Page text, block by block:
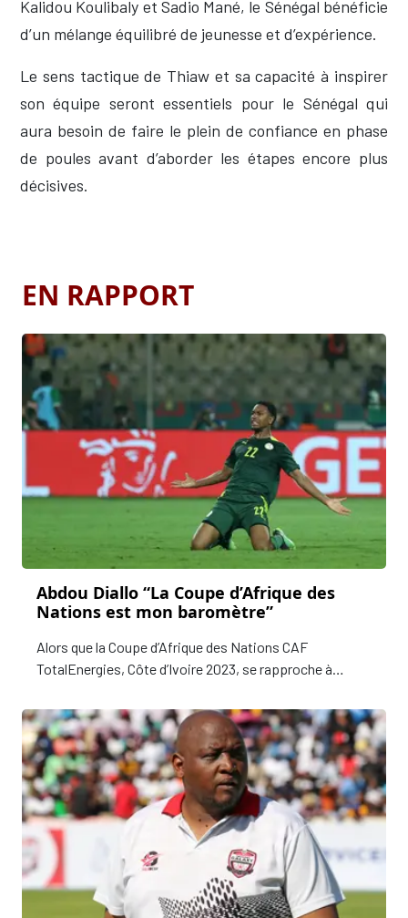
Kalidou Koulibaly et Sadio Mané, le Sénégal bénéficie
d’un mélange équilibré de jeunesse et d’expérience.
Le sens tactique de Thiaw et sa capacité à inspirer
son équipe seront essentiels pour le Sénégal qui
aura besoin de faire le plein de confiance en phase
de poules avant d’aborder les étapes encore plus
décisives.
EN RAPPORT
Abdou Diallo “La Coupe d’Afrique des
Nations est mon baromètre”
Alors que la Coupe d’Afrique des Nations CAF
TotalEnergies, Côte d’Ivoire 2023, se rapproche à
nouvelle série d’entretiens avec ceux qui ont eu
l’immense honneur d'être couronné champion d'Afrique.